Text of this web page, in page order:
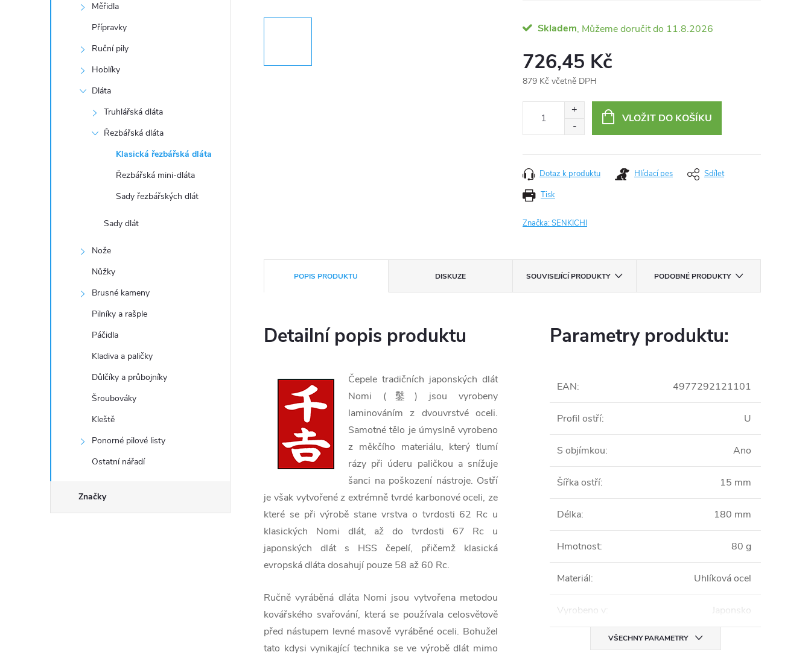
Měřidla
Přípravky
Ruční pily
Hoblíky
Dláta
Truhlářská dláta
Řezbářská dláta
Klasická řezbářská dláta
Řezbářská mini-dláta
Sady řezbářských dlát
Sady dlát
Nože
Nůžky
Brusné kameny
Pilníky a rašple
Páčidla
Kladiva a paličky
Důlčíky a průbojníky
Šroubováky
Kleště
Ponorné pilové listy
Ostatní nářadí
Značky
Skladem 11.8.2026
726,45 Kč
879 Kč včetně DPH
VLOŽIT DO KOŠÍKU
Tisk
Dotaz k produktu Hlídací pes Sdílet
Značka:SENKICHI
POPIS PRODUKTU DISKUZE SOUVISEJÍCÍ PRODUKTY PODOBNÉ PRODUKTY
Detailní popis produktu
Čepele tradičních japonských dlát
Nomi (鑿) jsou vyrobeny
laminováním z dvouvrstvé oceli.
Samotné tělo je úmyslně vyrobeno
z měkčího materiálu, který tlumí
rázy při úderu paličkou a snížuje
šanci na poškození nástroje. Ostří
je však vytvořené z extrémně tvrdé karbonové oceli, ze
které se při výrobě stane vrstva o tvrdosti 62 Rc u
klasických Nomi dlát, až do tvrdosti 67 Rc u
japonských dlát s HSS čepelí, přičemž klasická
evropská dláta dosahují pouze 58 až 60 Rc.
Ručně vyráběná dláta Nomi jsou vytvořena metodou
kovářského svařování, která se používala celosvětově
před nástupem levné masově vyráběné oceli. Bohužel
tato kdysi vynikající technika se ve výrobě dlát mimo
Parametry produktu:
EAN: 4977292121101
Profil ostří: U
S objímkou: Ano
Šířka ostří: 15 mm
Délka: 180 mm
Hmotnost: 80 g
Materiál: Uhlíková ocel
Vyrobeno v: Japonsko
VŠECHNY PARAMETRY